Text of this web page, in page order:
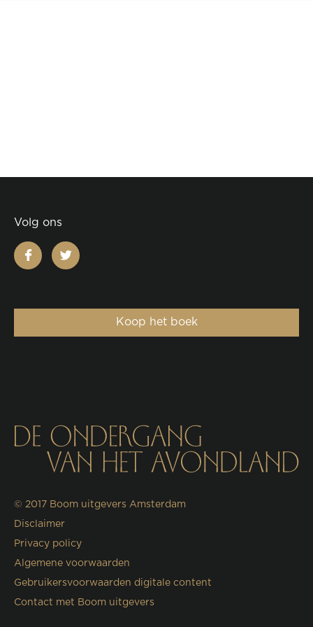
Volg ons
facebooktwitter
Koop het boek
© 2017 Boom uitgevers Amsterdam
Disclaimer
Privacy policy
Algemene voorwaarden
Gebruikersvoorwaarden digitale content
Contact met Boom uitgevers